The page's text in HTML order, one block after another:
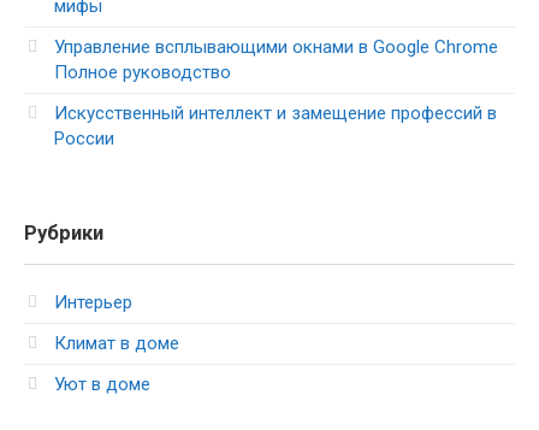
мифы
Управление всплывающими окнами в Google Chrome
Полное руководство
Искусственный интеллект и замещение профессий в
России
Рубрики
Интерьер
Климат в доме
Уют в доме